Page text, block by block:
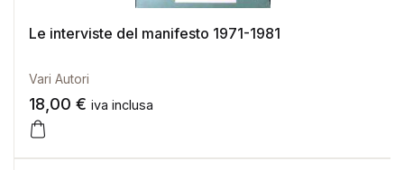
Le interviste del manifesto 1971-1981
Vari Autori
18,00 € iva inclusa